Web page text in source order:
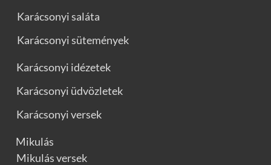
Karácsonyi saláta
Karácsonyi sütemények
Karácsonyi idézetek
Karácsonyi üdvözletek
Karácsonyi versek
Mikulás
Mikulás versek